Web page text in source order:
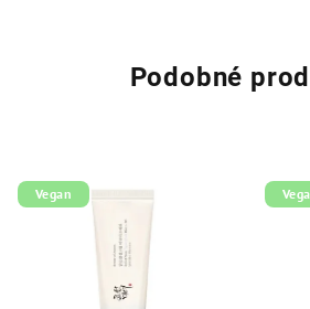
Podobné
Vegan